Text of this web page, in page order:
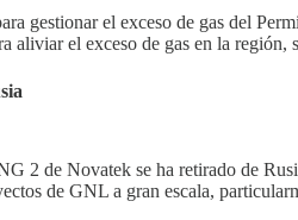
gestionar el exceso de gas del
aliviar el exceso de gas en la
2 de Novatek se ha retirado de
de GNL a gran escala,